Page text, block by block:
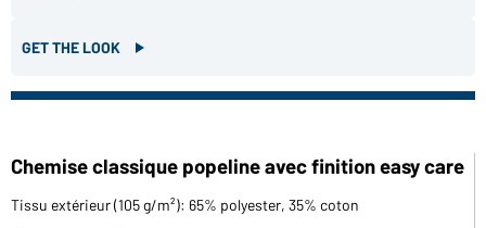
GET THE LOOK
Chemise classique popeline avec finition easy care
Tissu extérieur (105 g/m²): 65% polyester, 35% coton